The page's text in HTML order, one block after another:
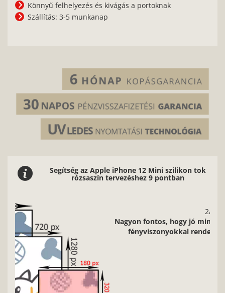
Könnyű felhelyezés és kivágás a portoknak
Szállítás: 3-5 munkanap
Segítség az Apple iPhone 12 Mini szilikon tok
rózsaszín tervezéshez 9 pontban